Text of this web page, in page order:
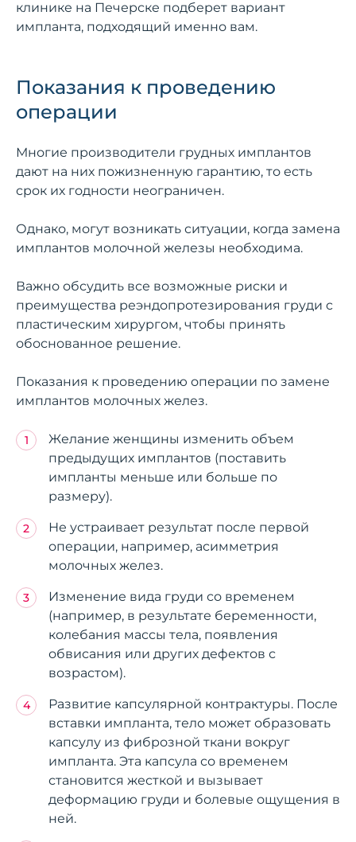
клинике на Печерске подберет вариант
импланта, подходящий именно вам.
Показания к проведению
операции
Многие производители грудных имплантов
дают на них пожизненную гарантию, то есть
срок их годности неограничен.
Однако, могут возникать ситуации, когда замена
имплантов молочной железы необходима.
Важно обсудить все возможные риски и
преимущества реэндопротезирования груди с
пластическим хирургом, чтобы принять
обоснованное решение.
Показания к проведению операции по замене
имплантов молочных желез.
Желание женщины изменить объем
предыдущих имплантов (поставить
импланты меньше или больше по
размеру).
Не устраивает результат после первой
операции, например, асимметрия
молочных желез.
Изменение вида груди со временем
(например, в результате беременности,
колебания массы тела, появления
обвисания или других дефектов с
возрастом).
Развитие капсулярной контрактуры. После
вставки импланта, тело может образовать
капсулу из фиброзной ткани вокруг
импланта. Эта капсула со временем
становится жесткой и вызывает
деформацию груди и болевые ощущения в
ней.